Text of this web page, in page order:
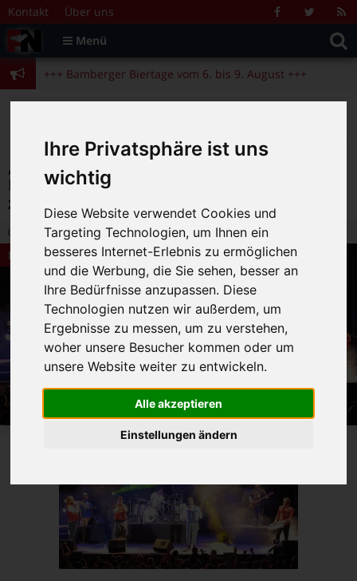
Ihre Privatsphäre ist uns
wichtig
Diese Website verwendet Cookies und
Targeting Technologien, um Ihnen ein
besseres Internet-Erlebnis zu ermöglichen
und die Werbung, die Sie sehen, besser an
Ihre Bedürfnisse anzupassen. Diese
Technologien nutzen wir außerdem, um
Ergebnisse zu messen, um zu verstehen,
woher unsere Besucher kommen oder um
unsere Website weiter zu entwickeln.
Alle akzeptieren
Einstellungen ändern
Zum Inhalt springen
Kontakt Über uns FacebookTwitter
Menü
Suche
nach:
+++ Bamberger Biertage vom 6. bis 9. August +++
+++ Blues- und Jazzfestival vom 31.7. bis 9.8. +++
+++ Bamberger Biertage vom 6. bis 9. August +++
+++ Blues- und Jazzfestival vom 31.7. bis 9.8. +++
„Fetter Sound, der euch ummäht! –
Exklusiv-Interview mit Kellerkommando
zur EP-Veröffentlichung (Konzert: 16.05.)
25.04.2012 15:58 | FN-Redaktion |
0
Bamberg Live